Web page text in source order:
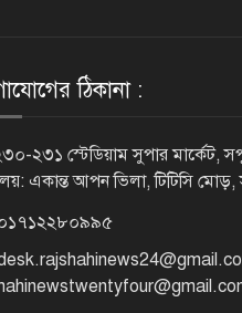
ঠিকানা :
২৩১ স্টেডিয়াম সুপার মার্কেট,
একান্ত আপন ভিলা, টিটিসি